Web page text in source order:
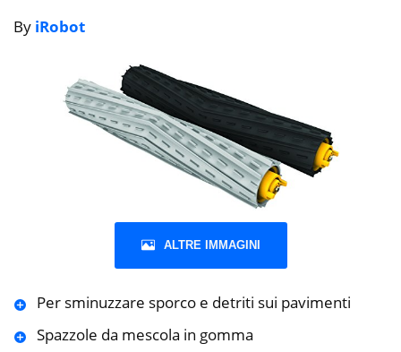
By iRobot
ALTRE IMMAGINI
Per sminuzzare sporco e detriti sui pavimenti
Spazzole da mescola in gomma